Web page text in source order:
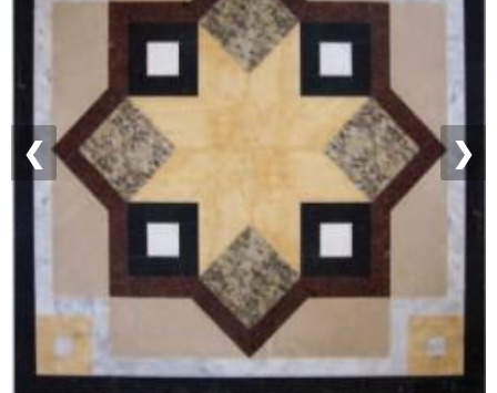
❮ ❯